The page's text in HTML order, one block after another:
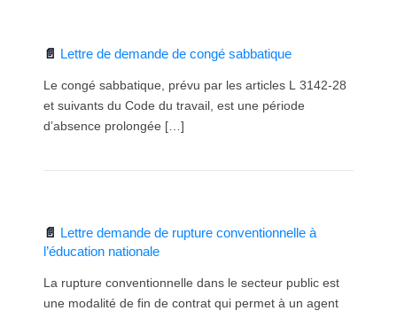
Lettre de demande de congé sabbatique
Le congé sabbatique, prévu par les articles L 3142-28
et suivants du Code du travail, est une période
d’absence prolongée […]
Lettre demande de rupture conventionnelle à
l’éducation nationale
La rupture conventionnelle dans le secteur public est
une modalité de fin de contrat qui permet à un agent